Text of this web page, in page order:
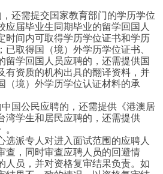
还需提交国家教育部门的学历学位
应届毕业生同期毕业的留学回国人
时间内可取得学历学位证书和学历
取得国（境）外学历学位证书、
留学回国人员应聘的，还需提供国
有资质的机构出具的翻译资料，并
（境）外学历学位认证材料的承
国公民应聘的，还需提供《港澳居
湾学生和居民应聘的，还需提供
。
选派专人对进入面试范围的应聘人
查，同时审查应聘人员的回避情
人员，并对资格复审结果负责。如